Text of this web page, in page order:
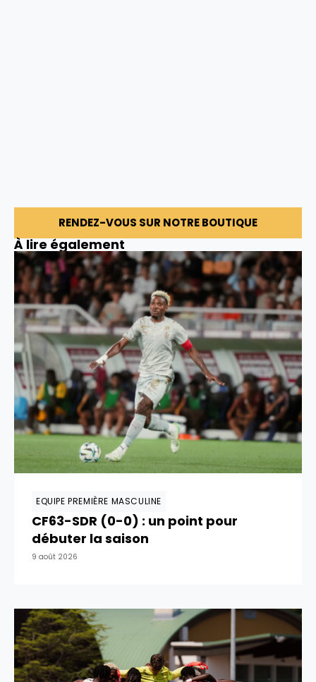
RENDEZ-VOUS SUR NOTRE BOUTIQUE
À lire également
EQUIPE PREMIÈRE MASCULINE
CF63-SDR (0-0) : un point pour
débuter la saison
9 août 2026